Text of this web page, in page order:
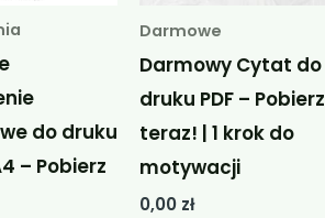
do druku
– Pobierz
Darmowe
Darmowy Cytat do
druku PDF – Pobierz
teraz! | 1 krok do
motywacji
0,00 zł